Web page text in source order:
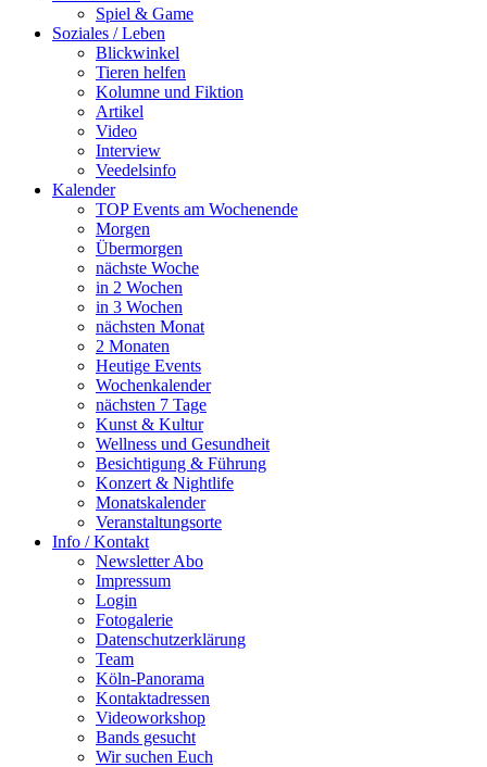
Spiel & Game
Soziales / Leben
Blickwinkel
Tieren helfen
Kolumne und Fiktion
Artikel
Video
Interview
Veedelsinfo
Kalender
TOP Events am Wochenende
Morgen
Übermorgen
nächste Woche
in 2 Wochen
in 3 Wochen
nächsten Monat
2 Monaten
Heutige Events
Wochenkalender
nächsten 7 Tage
Kunst & Kultur
Wellness und Gesundheit
Besichtigung & Führung
Konzert & Nightlife
Monatskalender
Veranstaltungsorte
Info / Kontakt
Newsletter Abo
Impressum
Login
Fotogalerie
Datenschutzerklärung
Team
Köln-Panorama
Kontaktadressen
Videoworkshop
Bands gesucht
Wir suchen Euch